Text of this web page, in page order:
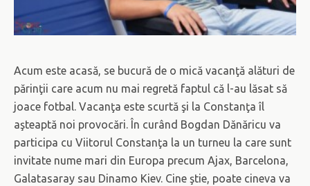
Acum este acasă, se bucură de o mică vacanţă alături de
părinţii care acum nu mai regretă faptul că l-au lăsat să
joace fotbal. Vacanţa este scurtă şi la Constanţa îl
aşteaptă noi provocări. În curând Bogdan Dănăricu va
participa cu Viitorul Constanţa la un turneu la care sunt
invitate nume mari din Europa precum Ajax, Barcelona,
Galatasaray sau Dinamo Kiev. Cine ştie, poate cineva va